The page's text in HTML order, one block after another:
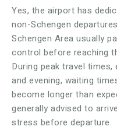
Yes, the airport has
non-Schengen
Schengen Area usually
control before reaching
During peak travel
and evening, waiting
become longer than
generally advised to
stress before departure.